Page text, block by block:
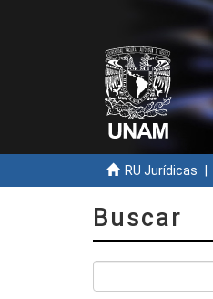
RU Jurídicas
Buscar